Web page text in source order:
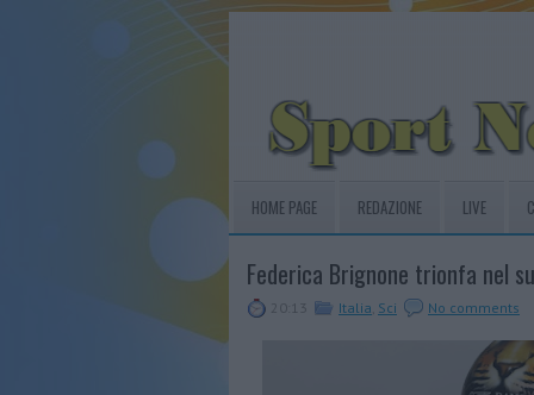
HOME PAGE REDAZIONE LIVE
Federica Brignone trionfa nel
20:13 Italia Sci No comments